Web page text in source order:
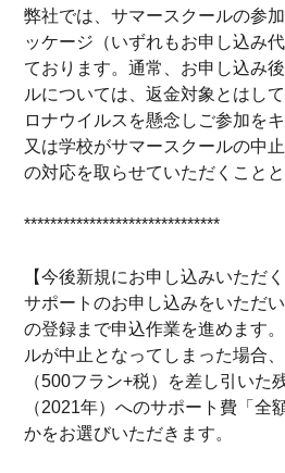
弊社では、サマースクールの参
ッケージ（いずれもお申し込み
ております。通常、お申し込み
ルについては、返金対象とはし
ロナウイルスを懸念しご参加を
又は学校がサマースクールの中
の対応を取らせていただくことと
******************************
【今後新規にお申し込みいただく
サポートのお申し込みをいただ
の登録まで申込作業を進めます
ルが中止となってしまった場合
（500フラン+税）を差し引いた
（2021年）へのサポート費「全
かをお選びいただきます。